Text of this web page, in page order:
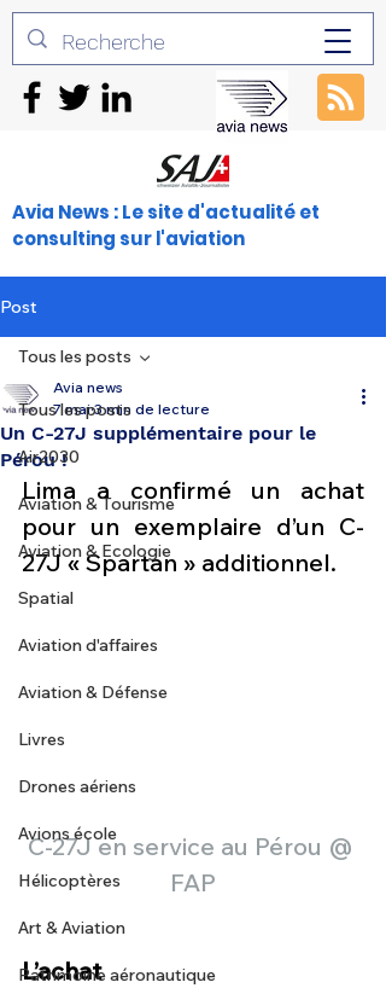
Avia News : Le site d'actualité et
consulting sur l'aviation
Post
Tous les posts
Air2030
Aviation & Tourisme
Aviation & Ecologie
Spatial
Aviation d'affaires
Aviation & Défense
Livres
Drones aériens
Avions école
Hélicoptères
Art & Aviation
Patrimoine aéronautique
Tous les posts
Un C-27J supplémentaire pour le
Pérou !
Avia news
7 mai 3 min de lecture
Lima a confirmé un achat
pour un exemplaire d’un C-
27J « Spartan » additionnel.
C-27J en service au Pérou @
FAP
L’achat